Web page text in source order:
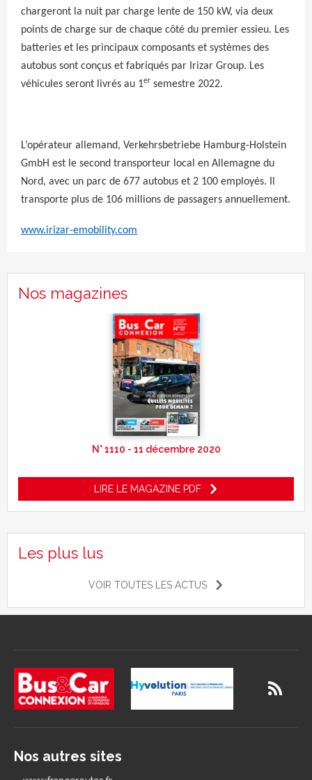
chargeront la nuit par charge lente de 150 kW, via deux
points de charge sur de chaque côté du premier essieu. Les
batteries et les principaux composants et systèmes des
autobus sont conçus et fabriqués par Irizar Group. Les
véhicules seront livrés au 1er semestre 2022.
L’opérateur allemand, Verkehrsbetriebe Hamburg-Holstein
GmbH est le second transporteur local en Allemagne du
Nord, avec un parc de 677 autobus et 2 100 employés. Il
transporte plus de 106 millions de passagers annuellement.
www.irizar-emobility.com
Nos magazines
N° 1110 - 11 décembre 2020
LIRE LE MAGAZINE PDF
Les plus lus
VOIR TOUTES LES ACTUS
Nos autres sites